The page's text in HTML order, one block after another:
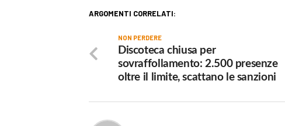
ARGOMENTI CORRELATI:
NON PERDERE
Discoteca chiusa per
sovraffollamento: 2.500 presenze
oltre il limite, scattano le sanzioni